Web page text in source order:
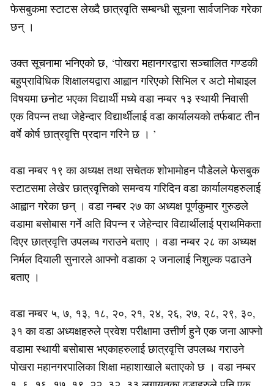
फेसबुकमा स्टाटस लेख्दै छात्रवृति सम्बन्धी सूचना सार्वजनिक गरेका
छन् ।
उक्त सूचनामा भनिएको छ, ‘पोखरा महानगरद्वारा सञ्चालित गण्डकी
बहुप्राविधिक शिक्षालयद्वारा आह्वान गरिएको सिभिल र अटो मोबाइल
विषयमा छनोट भएका विद्यार्थी मध्ये वडा नम्बर १३ स्थायी निवासी
एक विपन्न तथा जेहेन्दार विद्यार्थीलाई वडा कार्यालयको तर्फबाट तीन
वर्षे कोर्ष छात्रवृत्ति प्रदान गरिने छ । ’
वडा नम्बर १९ का अध्यक्ष तथा सचेतक शोभामोहन पौडेलले फेसबुक
स्टाटसमा लेखेर छात्रवृत्तिको समन्वय गरिदिन वडा कार्यालयहरुलाई
आह्वान गरेका छन् । वडा नम्बर २७ का अध्यक्ष पूर्णकुमार गुरुङले
वडामा बसोबास गर्ने अति विपन्न र जेहेन्दार विद्यार्थीलाई प्राथमिकता
दिएर छात्रवृत्ति उपलब्ध गराउने बताए । वडा नम्बर २८ का अध्यक्ष
निर्मल दियाली सुनारले आफ्नो वडाका २ जनालाई निशुल्क पढाउने
बताए ।
वडा नम्बर ५, ७, १३, १८, २०, २१, २४, २६, २७, २८, २९, ३०,
३१ का वडा अध्यक्षहरुले प्रवेश परीक्षामा उत्तीर्ण हुने एक जना आफ्नो
वडामा स्थायी बसोबास भएकाहरुलाई छात्रवृत्ति उपलब्ध गराउने
पोखरा महानगरपालिका शिक्षा महाशाखाले बताएको छ । वडा नम्बर